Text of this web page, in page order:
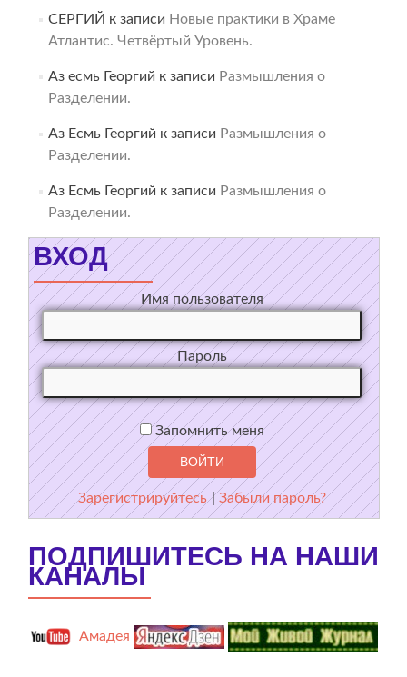
СЕРГИЙ к записи Новые практики в Храме
Атлантис. Четвёртый Уровень.
Аз есмь Георгий к записи Размышления о
Разделении.
Аз Есмь Георгий к записи Размышления о
Разделении.
Аз Есмь Георгий к записи Размышления о
Разделении.
ВХОД
Имя пользователя
Пароль
Запомнить меня
Зарегистрируйтесь |Забыли пароль?
ПОДПИШИТЕСЬ НА НАШИ
КАНАЛЫ
Амадея